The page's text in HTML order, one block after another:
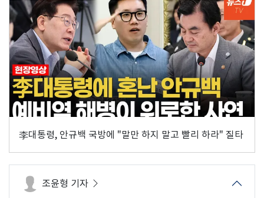
李대통령, 안규백 국방에 "말만 하지 말고 빨리 하라" 질타
조윤형 기자